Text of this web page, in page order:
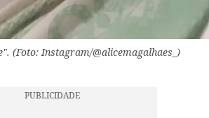
(Foto: Instagram/@alicemagalhaes_)